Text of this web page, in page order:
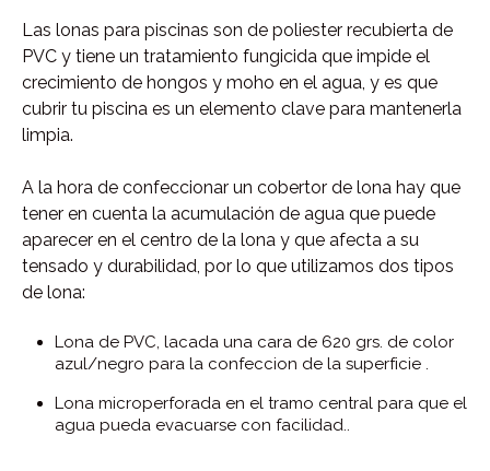
Las lonas para piscinas son de poliester recubierta de
PVC y tiene un tratamiento fungicida que impide el
crecimiento de hongos y moho en el agua, y es que
cubrir tu piscina es un elemento clave para mantenerla
limpia.
A la hora de confeccionar un cobertor de lona hay que
tener en cuenta la acumulación de agua que puede
aparecer en el centro de la lona y que afecta a su
tensado y durabilidad, por lo que utilizamos dos tipos
de lona:
Lona de PVC, lacada una cara de 620 grs. de color
azul/negro para la confeccion de la superficie .
Lona microperforada en el tramo central para que el
agua pueda evacuarse con facilidad..